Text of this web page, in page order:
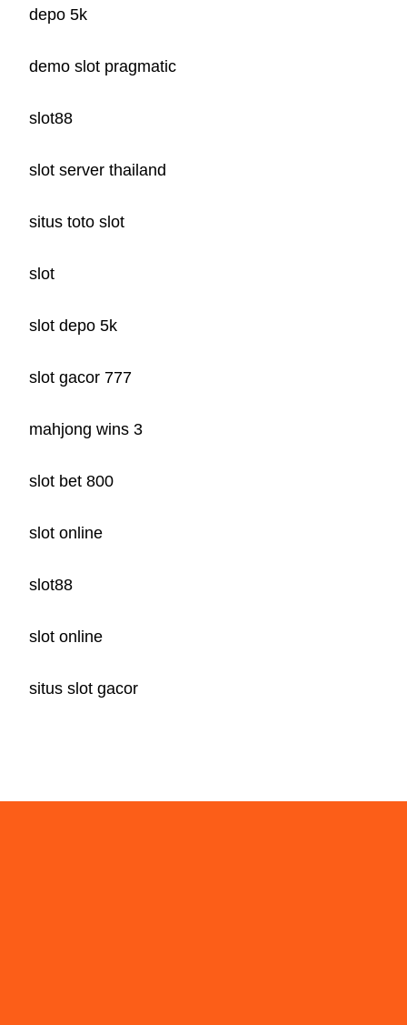
depo 5k
demo slot pragmatic
slot88
slot server thailand
situs toto slot
slot
slot depo 5k
slot gacor 777
mahjong wins 3
slot bet 800
slot online
slot88
slot online
situs slot gacor